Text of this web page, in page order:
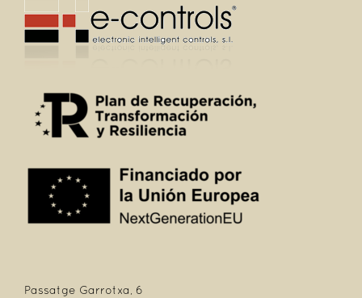
Passatge Garrotxa, 6